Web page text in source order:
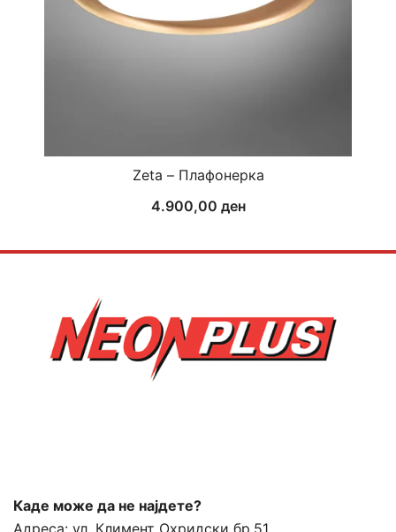
Zeta – Плафонерка
4.900,00 ден
Каде може да не најдете?
Адреса: ул. Климент Охридски бр.51,